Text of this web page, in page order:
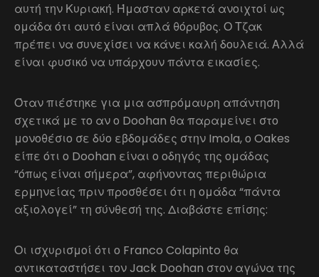
αυτή την Κυριακή. Ήμασταν αρκετά ανοιχτοί ως
ομάδα ότι αυτό είναι απλά θόρυβος. Ο Τζακ
πρέπει να συνεχίσει να κάνει καλή δουλειά. Αλλά
είναι φυσικό να υπάρχουν πάντα εικασίες.
Όταν πιέστηκε για μια ασπρόμαυρη απάντηση
σχετικά με το αν ο Doohan θα παραμείνει στο
μονοθέσιο σε δύο εβδομάδες στην Imola, ο Oakes
είπε ότι ο Doohan είναι ο οδηγός της ομάδας
“όπως είναι σήμερα”, αφήνοντας περιθώρια
ερμηνείας πριν προσθέσει ότι η ομάδα “πάντα
αξιολογεί” τη σύνθεσή της. Διαβάστε επίσης:
Οι ισχυρισμοί ότι ο Franco Colapinto θα
αντικαταστήσει τον Jack Doohan στον αγώνα της